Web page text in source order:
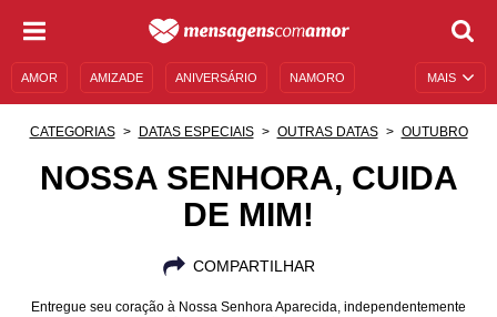
MAIS
AMOR AMIZADE ANIVERSÁRIO NAMORO
MENSAGENS DE ANIVERSÁRIO
CATEGORIAS DATAS ESPECIAIS OUTRAS DATAS OUTUBRO
NOSSA SENHORA, CUIDA
DE MIM!
COMPARTILHAR
Entregue seu coração à Nossa Senhora Aparecida, independentemente